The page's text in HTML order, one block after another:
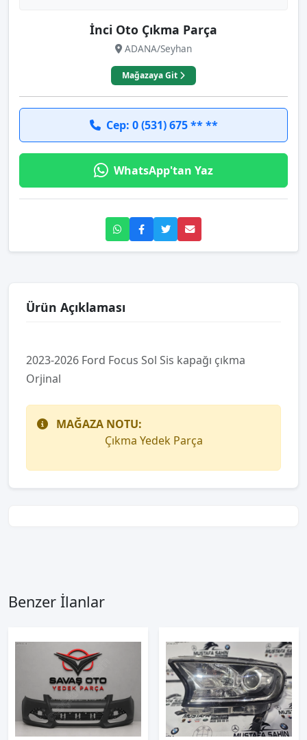
İnci Oto Çıkma Parça
ADANA/Seyhan
Mağazaya Git
Cep: 0 (531) 675 ** **
WhatsApp'tan Yaz
Ürün Açıklaması
2023-2026 Ford Focus Sol Sis kapağı çıkma
Orjinal
MAĞAZA NOTU:
Çıkma Yedek Parça
Benzer İlanlar